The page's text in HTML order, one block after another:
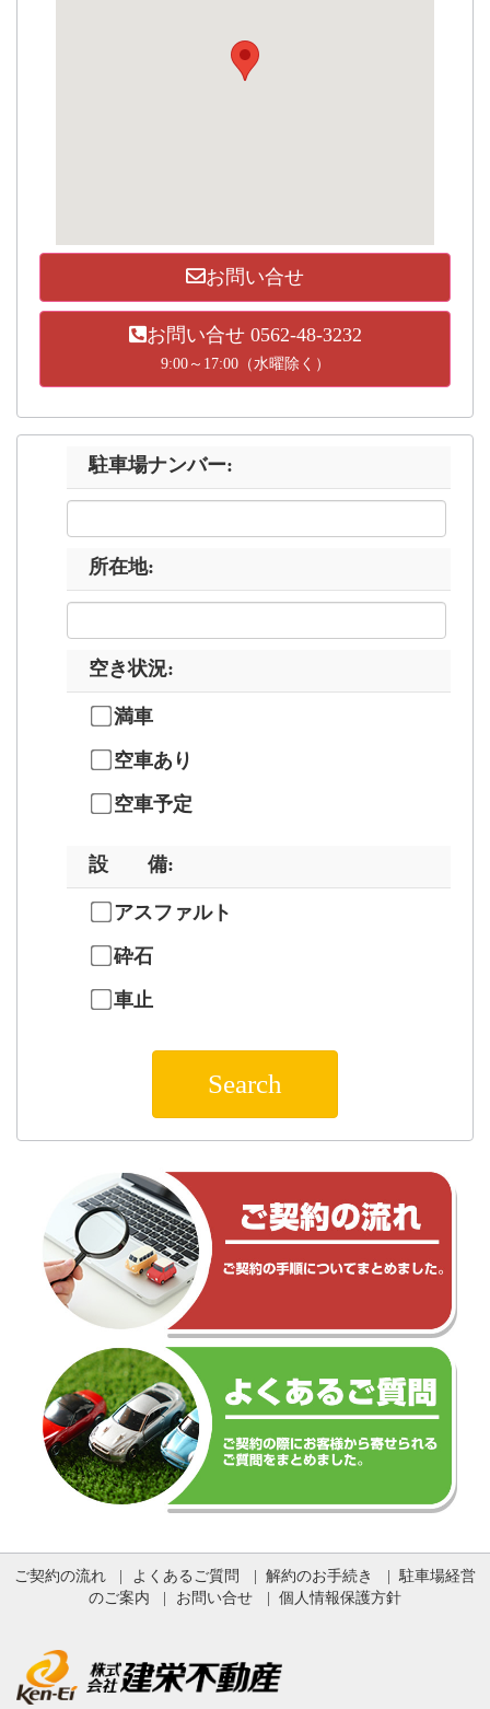
お問い合せ
お問い合せ 0562-48-3232
9:00～17:00（水曜除く）
駐車場ナンバー:
所在地:
空き状況:
満車
空車あり
空車予定
設 備:
アスファルト
砕石
車止
ご契約の流れ よくあるご質問 解約のお手続き
駐車場経営
のご案内
お問い合せ 個人情報保護方針